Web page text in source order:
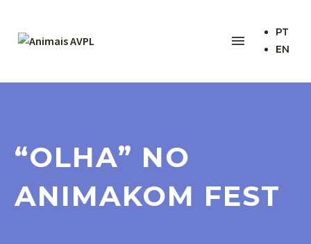
PT
EN
“OLHA” NO
ANIMAKOM FEST